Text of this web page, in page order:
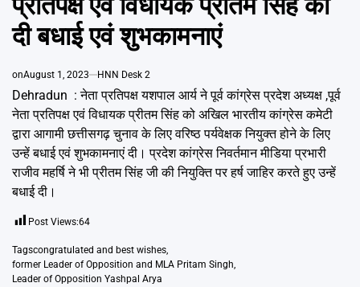
दी बधाई एवं शुभकामनाएं
onAugust 1, 2023 HNN Desk 2
Dehradun : नेता प्रतिपक्ष यशपाल आर्य ने पूर्व कांग्रेस प्रदेश अध्यक्ष ,पूर्व
नेता प्रतिपक्ष एवं विधायक प्रीतम सिंह को अखिल भारतीय कांग्रेस कमेटी
द्वारा आगामी छत्तीसगढ़ चुनाव के लिए वरिष्ठ पर्यवेक्षक नियुक्त होने के लिए
उन्हें बधाई एवं शुभकामनाएं दी। प्रदेश कांग्रेस निवर्तमान मीडिया प्रभारी
राजीव महर्षि ने भी प्रीतम सिंह जी की नियुक्ति पर हर्ष जाहिर करते हुए उन्हें
बधाई दी।
Post Views:64
Tagscongratulated and best wishes,
former Leader of Opposition and MLA Pritam Singh,
Leader of Opposition Yashpal Arya